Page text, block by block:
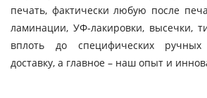
печать, фактически любую после
ламинации, УФ-лакировки, высечки,
вплоть до специфических
доставку, а главное – наш опыт и